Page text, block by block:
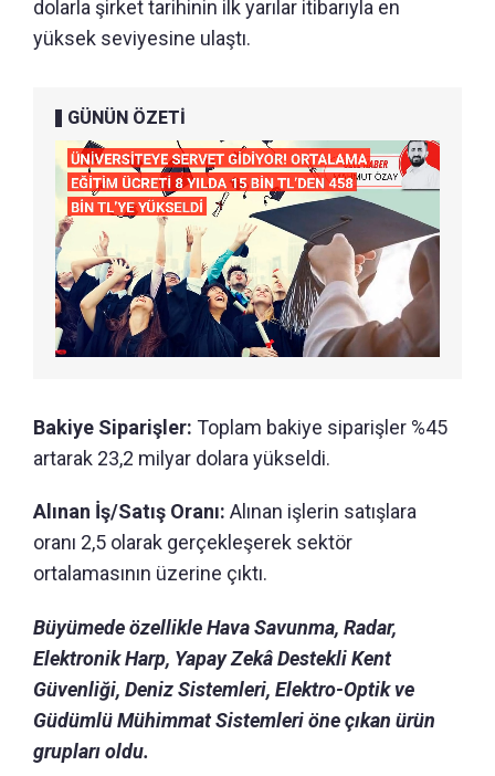
dolarla şirket tarihinin ilk yarılar itibarıyla en
yüksek seviyesine ulaştı.
GÜNÜN ÖZETİ
Bakiye Siparişler: Toplam bakiye siparişler %45
artarak 23,2 milyar dolara yükseldi.
Alınan İş/Satış Oranı: Alınan işlerin satışlara
oranı 2,5 olarak gerçekleşerek sektör
ortalamasının üzerine çıktı.
Büyümede özellikle Hava Savunma, Radar,
Elektronik Harp, Yapay Zekâ Destekli Kent
Güvenliği, Deniz Sistemleri, Elektro-Optik ve
Güdümlü Mühimmat Sistemleri öne çıkan ürün
grupları oldu.